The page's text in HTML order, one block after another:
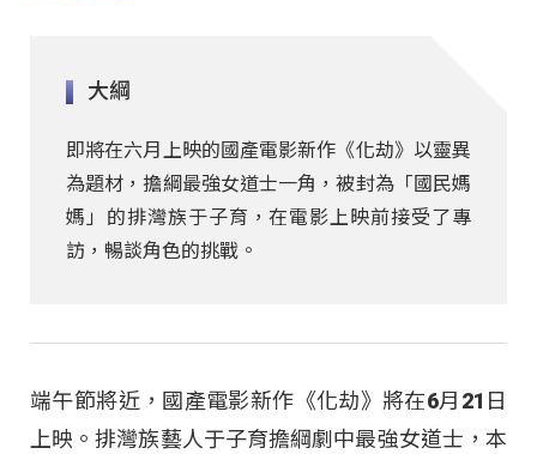
大綱
即將在六月上映的國產電影新作《化劫》以靈異
為題材，擔綱最強女道士一角，被封為「國民媽
媽」的排灣族于子育，在電影上映前接受了專
訪，暢談角色的挑戰。
端午節將近，國產電影新作《化劫》將在6月21日
上映。排灣族藝人于子育擔綱劇中最強女道士，本